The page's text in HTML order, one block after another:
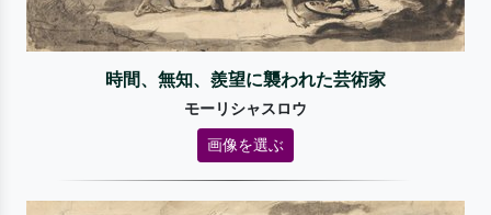
時間、無知、羨望に襲われた芸術家
モーリシャスロウ
画像を選ぶ